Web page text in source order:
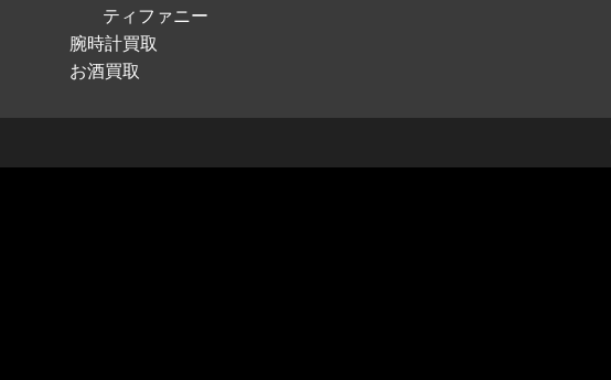
ティファニー
腕時計買取
お酒買取